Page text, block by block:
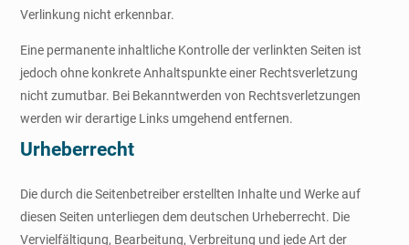
Verlinkung nicht erkennbar.
Eine permanente inhaltliche Kontrolle der verlinkten Seiten ist
jedoch ohne konkrete Anhaltspunkte einer Rechtsverletzung
nicht zumutbar. Bei Bekanntwerden von Rechtsverletzungen
werden wir derartige Links umgehend entfernen.
Urheberrecht
Die durch die Seitenbetreiber erstellten Inhalte und Werke auf
diesen Seiten unterliegen dem deutschen Urheberrecht. Die
Vervielfältigung, Bearbeitung, Verbreitung und jede Art der